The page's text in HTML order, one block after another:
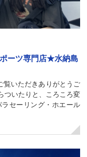
ーツ専門店★水納島
覧いただきありがとうご
ついたりと、ころころ変
セーリング・ホエール